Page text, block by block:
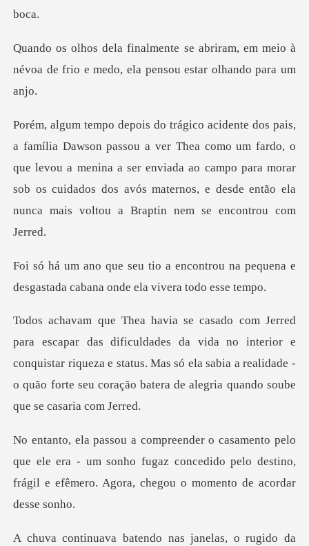
iram, em meio à
névoa de frio e medo,
como um fardo, o
que levou a menina a ser enviada ao campo para morar
sob os cuidados dos
ntrou na pequena e
desgastada caban
a vida no interior e
conquistar riqueza e status. Mas só ela sabia a realidade -
ele era - um sonho fugaz concedido pelo destino,
frágil
as janelas, o rugido da